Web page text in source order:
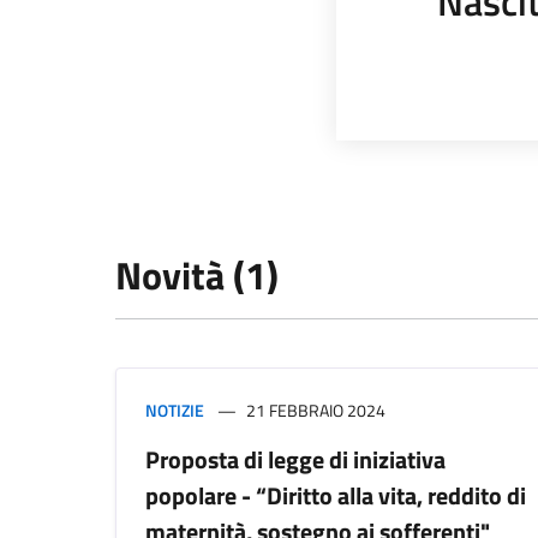
Novità (1)
NOTIZIE 21 FEBBRAIO 2024
Proposta di legge di iniziativa
popolare - “Diritto alla vita, reddito di